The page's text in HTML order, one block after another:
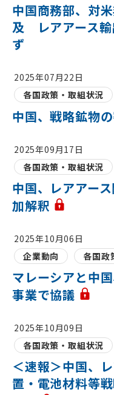
中国商務部、対
及 レアアース輸
ず
2025年07月22日
各国政策・取組状況
中国、戦略鉱物
2025年09月17日
各国政策・取組状況
中国、レアアー
加解釈
2025年10月06日
企業動向
各国政
マレーシアと中
事業で協議
2025年10月09日
各国政策・取組状況
＜速報＞中国、
置・電池材料等